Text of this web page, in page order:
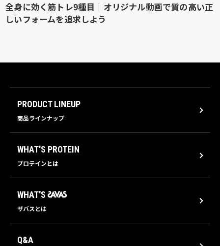
全身に効く筋トレ9種目｜オリジナル動画で質の高い正
しいフォームを追求しよう
PRODUCT LINEUP
商品ラインナップ
WHAT'S PROTEIN
プロテインとは
WHAT'S
ザバスとは
Q&A